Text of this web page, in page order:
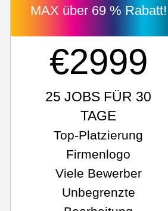
MAX über 69 % Rabatt!
Top-Platzierung
Firmenlogo
Viele Bewerber
Unbegrenzte
€2999
25 JOBS FÜR 30
TAGE